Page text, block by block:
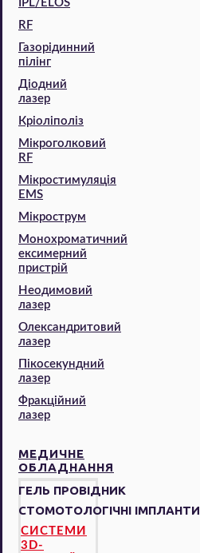
IPL/ELOS
RF
Газорідинний
пілінг
Діодний
лазер
Кріоліполіз
Мікроголковий
RF
Мікростимуляція
EMS
Мікрострум
Монохроматичний
ексимерний
пристрій
Неодимовий
лазер
Олександритовий
лазер
Пікосекундний
лазер
Фракційний
лазер
МЕДИЧНЕ
ОБЛАДНАННЯ
ГЕЛЬ ПРОВІДНИК
СТОМОТОЛОГІЧНІ ІМПЛАНТИ
СИСТЕМИ
3D-